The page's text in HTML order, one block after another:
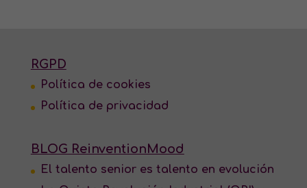
RGPD
Política de cookies
Política de privacidad
BLOG ReinventionMood
El talento senior es talento en evolución